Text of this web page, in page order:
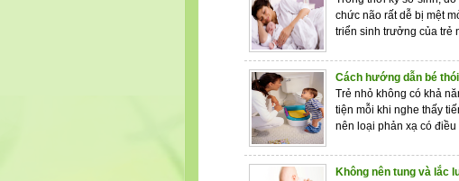
chức não rất dễ bị mệt
triển sinh trưởng của trẻ
Cách hướng dẫn bé
Trẻ nhỏ không có khả
tiện mỗi khi nghe thấy
nên loại phản xạ có điều
Không nên tung và lắc